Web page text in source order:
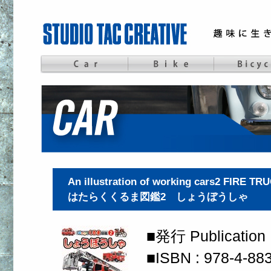
An illustration of working cars2 FIRE
はたらくくるま図鑑2 しょうぼうしゃ
■発行
■ISBN : 978-4-